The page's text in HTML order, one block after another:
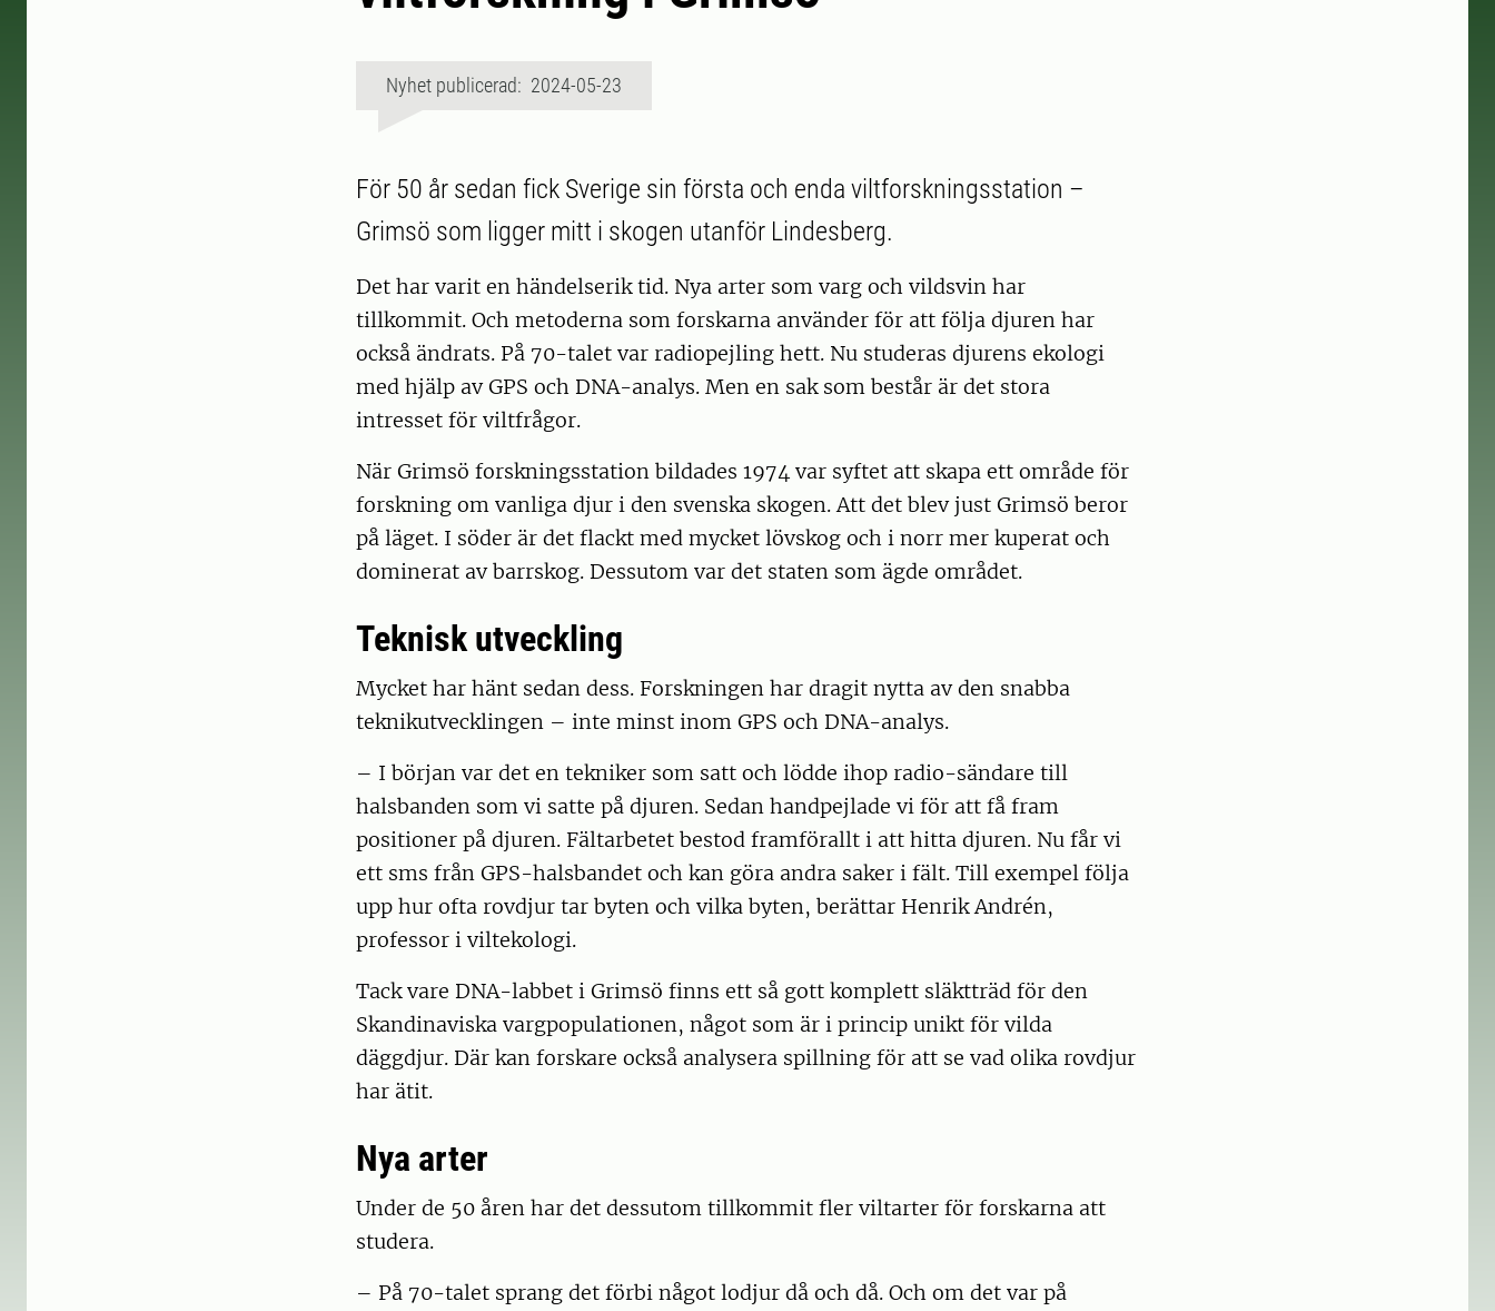
Nyhet publicerad: 2024-05-23
För 50 år sedan fick Sverige sin första och enda viltforskningsstation –
Grimsö som ligger mitt i skogen utanför Lindesberg.
Det har varit en händelserik tid. Nya arter som varg och vildsvin har
tillkommit. Och metoderna som forskarna använder för att följa djuren har
också ändrats. På 70-talet var radiopejling hett. Nu studeras djurens ekologi
med hjälp av GPS och DNA-analys. Men en sak som består är det stora
intresset för viltfrågor.
När Grimsö forskningsstation bildades 1974 var syftet att skapa ett område för
forskning om vanliga djur i den svenska skogen. Att det blev just Grimsö beror
på läget. I söder är det flackt med mycket lövskog och i norr mer kuperat och
dominerat av barrskog. Dessutom var det staten som ägde området.
Teknisk utveckling
Mycket har hänt sedan dess. Forskningen har dragit nytta av den snabba
teknikutvecklingen – inte minst inom GPS och DNA-analys.
– I början var det en tekniker som satt och lödde ihop radio-sändare till
halsbanden som vi satte på djuren. Sedan handpejlade vi för att få fram
positioner på djuren. Fältarbetet bestod framförallt i att hitta djuren. Nu får vi
ett sms från GPS-halsbandet och kan göra andra saker i fält. Till exempel följa
upp hur ofta rovdjur tar byten och vilka byten, berättar Henrik Andrén,
professor i viltekologi.
Tack vare DNA-labbet i Grimsö finns ett så gott komplett släktträd för den
Skandinaviska vargpopulationen, något som är i princip unikt för vilda
däggdjur. Där kan forskare också analysera spillning för att se vad olika rovdjur
har ätit.
Nya arter
Under de 50 åren har det dessutom tillkommit fler viltarter för forskarna att
studera.
– På 70-talet sprang det förbi något lodjur då och då. Och om det var på